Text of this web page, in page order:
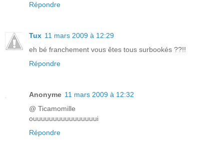
Répondre
Tux 11 mars 2009 à 12:29
eh bé franchement vous êtes tous surbookés ??!!
Répondre
Anonyme 11 mars 2009 à 12:32
@ Ticamomille
ouuuuuuuuuuuuuuuui
Répondre